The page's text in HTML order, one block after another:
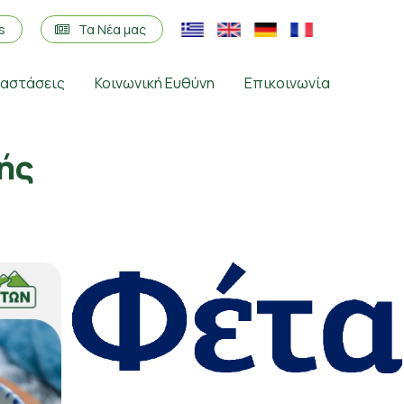
Τα Νέα μας
Κοινωνική Ευθύνη Επικοινωνία